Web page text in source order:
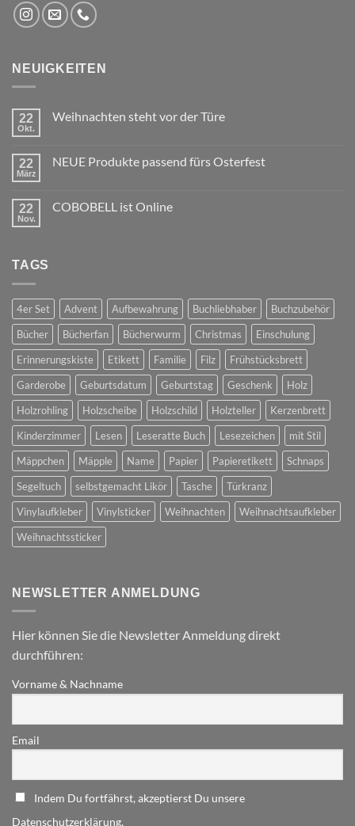
NEUIGKEITEN
22
Okt.
Weihnachten steht vor der Türe
Weihnachten
Türe
22
März
NEUE Produkte passend fürs Osterfest
NEUE
22
Nov.
COBOBELL ist Online
TAGS
4er Set Advent Aufbewahrung Buchliebhaber
Buchzubehör
Bücher
Bücherfan Bücherwurm Christmas
Einschulung
Erinnerungskiste
Etikett Familie Filz
Frühstücksbrett
Garderobe
Geburtsdatum Geburtstag Geschenk
Holz
Holzrohling
Holzscheibe Holzschild Holzteller
Kerzenbrett
Kinderzimmer
Lesen Leseratte Buch Lesezeichen
mit Stil
Mäppchen
Mäpple Name Papier Papieretikett
Schnaps
Segeltuch
selbstgemacht Likör Tasche
Türkranz
Vinylaufkleber
Vinylsticker Weihnachten
Weihnachtsaufkleber
Weihnachtssticker
NEWSLETTER ANMELDUNG
Hier können Sie die Newsletter Anmeldung direkt
durchführen:
Vorname & Nachname
Email
Indem Du fortfährst, akzeptierst Du unsere
Datenschutzerklärung.